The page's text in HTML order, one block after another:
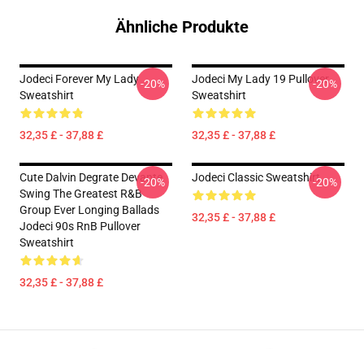
Ähnliche Produkte
Jodeci Forever My Lady
Sweatshirt
32,35 £ - 37,88 £
-20%
Jodeci My Lady 19 Pullover
Sweatshirt
32,35 £ - 37,88 £
-20%
Cute Dalvin Degrate Devante
Swing The Greatest R&B
Group Ever Longing Ballads
Jodeci 90s RnB Pullover
Sweatshirt
32,35 £ - 37,88 £
-20% Jodeci Classic Sweatshirt
32,35 £ - 37,88 £
-20%